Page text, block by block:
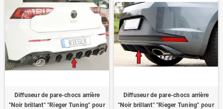
Diffuseur de pare-chocs arrière
"Noir brillant" "Rieger Tuning" pour
Diffuseur de pare-chocs arrière
"Noir brillant" "Rieger Tuning" pour